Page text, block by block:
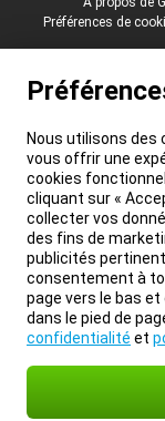
Préférences de
Nous utilisons des
vous offrir une
cookies
cliquant sur «
collecter vos
des fins de
publicités
consentement à
page vers le bas et
dans le pied de
confidentialité et